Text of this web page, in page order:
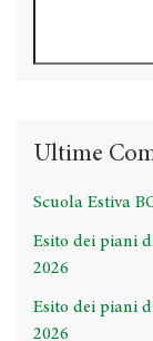
Ultime
Scuola Estiva
Esito dei piani
2026
Esito dei piani
2026